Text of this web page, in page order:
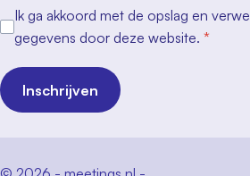
Ik ga akkoord met de opslag en
gegevens door deze website. *
Inschrijven